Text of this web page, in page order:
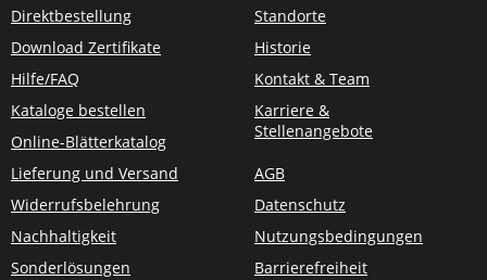
Direktbestellung
Download Zertifikate
Hilfe/FAQ
Kataloge bestellen
Online-Blätterkatalog
Lieferung und Versand
Widerrufsbelehrung
Nachhaltigkeit
Sonderlösungen
Standorte
Historie
Kontakt & Team
Karriere &
Stellenangebote
AGB
Datenschutz
Nutzungsbedingungen
Barrierefreiheit